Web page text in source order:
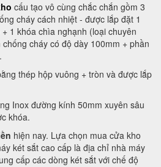
cấu tạo vô cùng chắc chắn gồm 3
cháy cách nhiệt - được lắp đặt 1
1 khóa chìa nghạnh (loại chuyên
cháy có độ dày 100mm + phần
thép hộp vuông + tròn và được lắp
Inox đường kính 50mm xuyên sâu
khóa.
hiện nay. Lựa chọn mua cửa kho
két sắt cao cấp là địa chỉ nhà máy
cấp các dòng két sắt với chế độ